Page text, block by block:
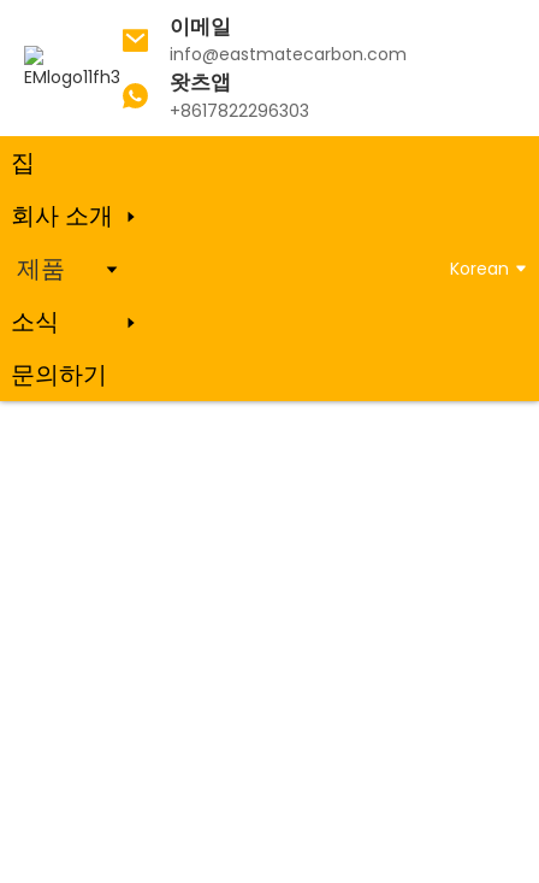
이메일
info@eastmatecarbon.com
왓츠앱
+8617822296303
집
회사 소개
제품
소식
문의하기
Korean
소성 석유 코크스
소성 석유 코크스